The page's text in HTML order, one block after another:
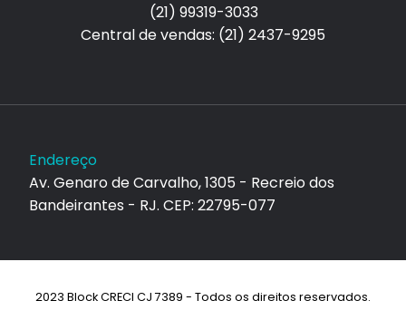
(21) 99319-3033
Central de vendas: (21) 2437-9295
Endereço
Av. Genaro de Carvalho, 1305 - Recreio dos
Bandeirantes - RJ. CEP: 22795-077
2023 Block CRECI CJ 7389 - Todos os direitos reservados.